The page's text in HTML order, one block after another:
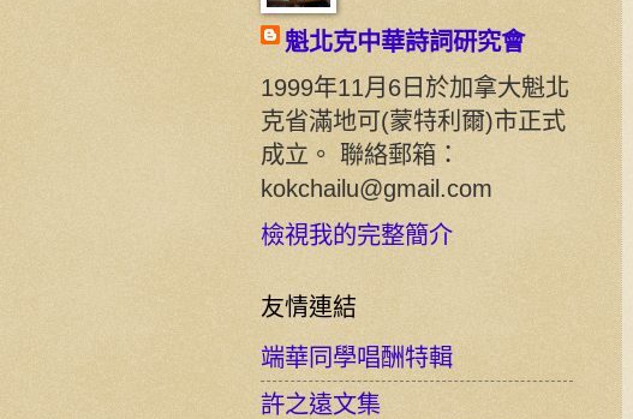
魁北克中華詩詞研究會
1999年11月6日於加拿大魁北
克省滿地可(蒙特利爾)市正式
成立。 聯絡郵箱：
kokchailu@gmail.com
檢視我的完整簡介
友情連結
端華同學唱酬特輯
許之遠文集